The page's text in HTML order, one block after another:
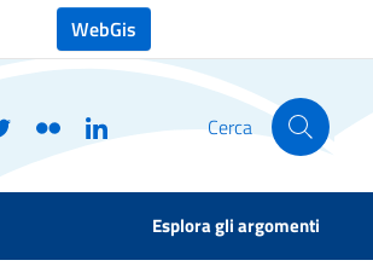
WebGis
Cerca
Esplora gli argomenti